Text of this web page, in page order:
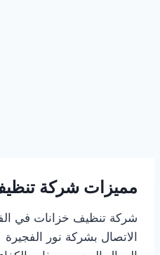
مميزات شركة
الاتصال بشركة نور